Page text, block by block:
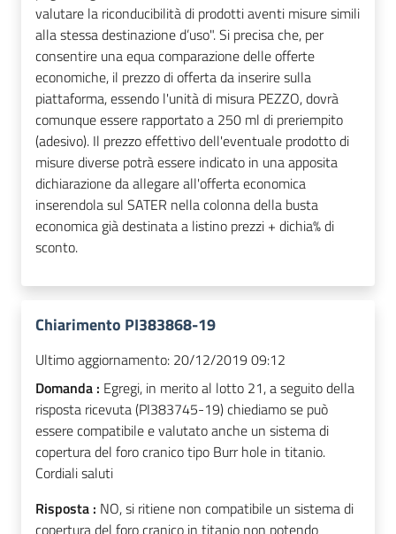
valutare la riconducibilità di prodotti aventi misure simili
alla stessa destinazione d’uso". Si precisa che, per
consentire una equa comparazione delle offerte
economiche, il prezzo di offerta da inserire sulla
piattaforma, essendo l'unità di misura PEZZO, dovrà
comunque essere rapportato a 250 ml di preriempito
(adesivo). Il prezzo effettivo dell'eventuale prodotto di
misure diverse potrà essere indicato in una apposita
dichiarazione da allegare all'offerta economica
inserendola sul SATER nella colonna della busta
economica già destinata a listino prezzi + dichia% di
sconto.
Chiarimento PI383868-19
Ultimo aggiornamento: 20/12/2019 09:12
Domanda : Egregi, in merito al lotto 21, a seguito della
risposta ricevuta (PI383745-19) chiediamo se può
essere compatibile e valutato anche un sistema di
copertura del foro cranico tipo Burr hole in titanio.
Cordiali saluti
Risposta : NO, si ritiene non compatibile un sistema di
copertura del foro cranico in titanio non potendo